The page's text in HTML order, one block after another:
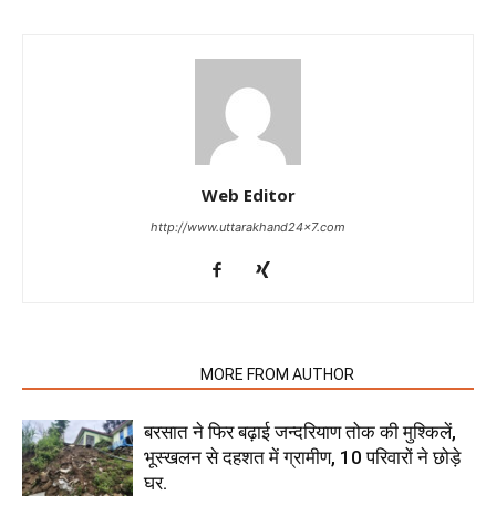
Web Editor
http://www.uttarakhand24x7.com
MORE FROM AUTHOR
बरसात ने फिर बढ़ाई जन्दरियाण तोक की मुश्किलें,
भूस्खलन से दहशत में ग्रामीण, 10 परिवारों ने छोड़े
घर.